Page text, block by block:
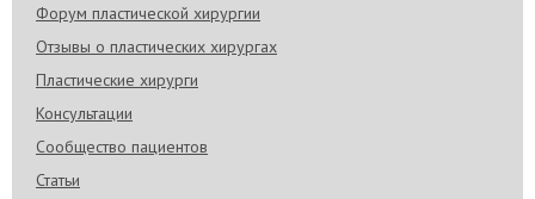
Форум пластической хирургии
Отзывы о пластических хирургах
Пластические хирурги
Консультации
Сообщество пациентов
Статьи